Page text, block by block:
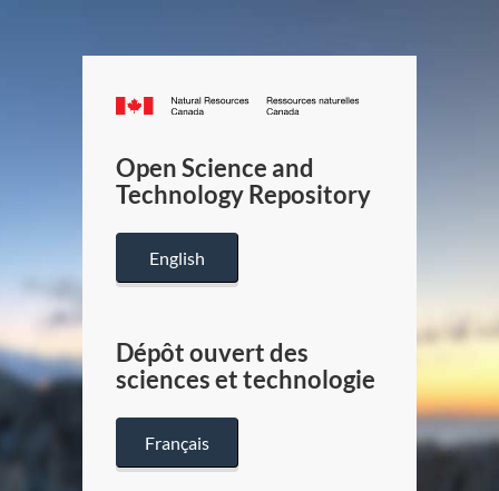
Canada.ca
/
Canada
Open Science and
Technology Repository
English
Dépôt ouvert des
sciences et technologie
Français